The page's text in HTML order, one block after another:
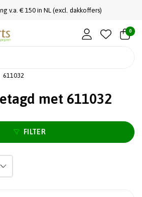
v.a. € 150 in NL (excl. dakkoffers)
0
611032
met 611032
FILTER